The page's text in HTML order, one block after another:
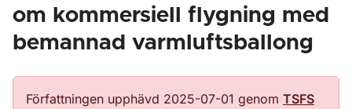
om kommersiell flygning med
bemannad varmluftsballong
Författningen upphävd 2025-07-01 genom TSFS